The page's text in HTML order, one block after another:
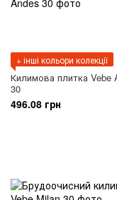
+ інші кольори колекції
Килимова плитка Vebe
30
496.08 грн